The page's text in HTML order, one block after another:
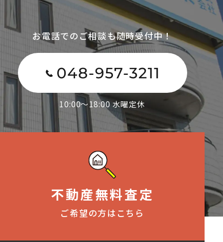
お電話でのご相談も随時受付中！
10:00～18:00 水曜定休
不動産無料査定
ご希望の方はこちら